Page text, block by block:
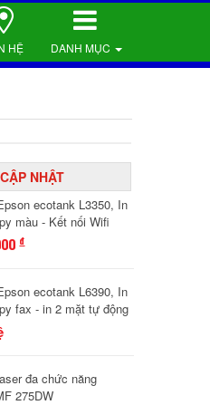
DANH MỤC
HỆ
NHẬT
ecotank L3350, In
màu - Kết nối Wifi
đ
ecotank L6390, In
fax - in 2 mặt tự động
đa chức năng
275DW